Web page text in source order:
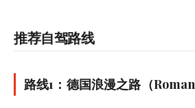
推荐自驾路线
路线1：德国浪漫之路（